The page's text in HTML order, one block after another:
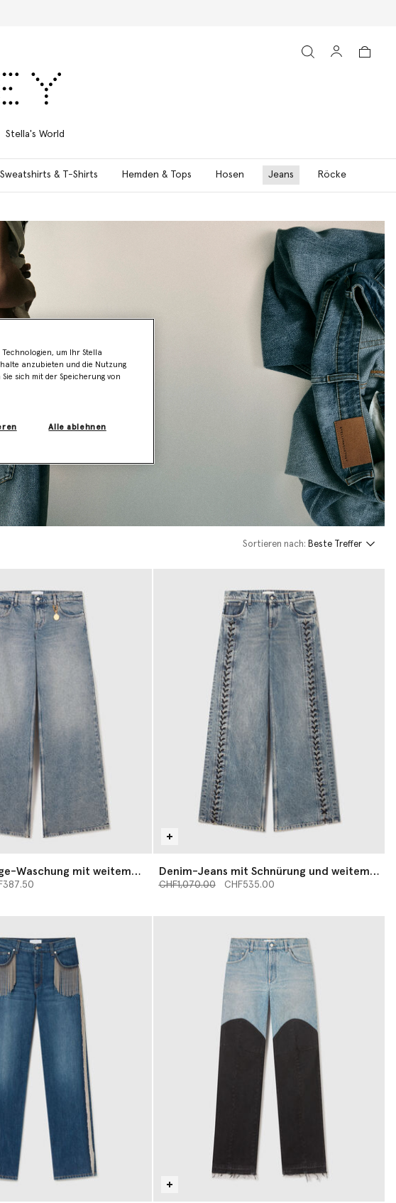
Stella's World
Sweatshirts & T-Shirts Hemden & Tops Hosen Jeans Röcke
Sortieren nach: Beste Treffer
Waschung mit weitem
Denim-Jeans mit Schnürung und weitem
Bein
Preis reduziert von
CHF1,070.00bisCHF535.00
um Ihr Stella
anzubieten und die Nutzung
sich mit der Speicherung von
Alle ablehnen